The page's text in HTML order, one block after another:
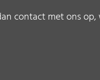
contact met ons